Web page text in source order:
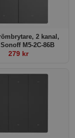
2 kanal,
M5-2C-86B
279 kr